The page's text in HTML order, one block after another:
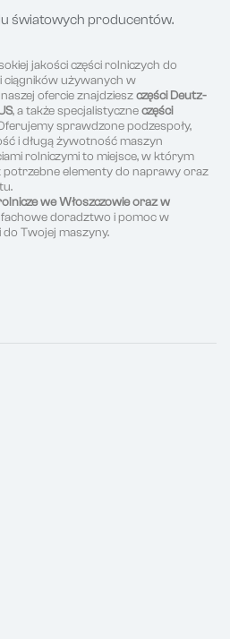
światowych producentów.
jakości części rolniczych do
ciągników używanych w
ofercie znajdzieszczęści Deutz-
, a także specjalistyczneczęści
sprawdzone podzespoły,
i długą żywotność maszyn
rolniczymi to miejsce, w którym
potrzebne elementy do naprawy oraz
we Włoszczowie oraz w
fachowe doradztwo i pomoc w
Twojej maszyny.